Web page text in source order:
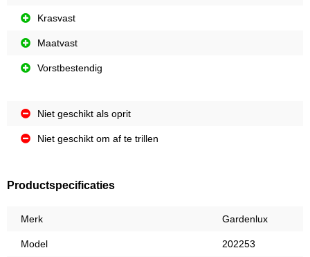
Krasvast
Maatvast
Vorstbestendig
Niet geschikt als oprit
Niet geschikt om af te trillen
Productspecificaties
Merk Gardenlux
Model 202253